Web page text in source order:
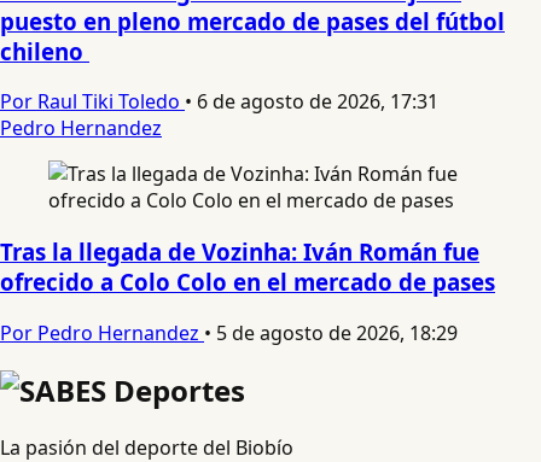
puesto en pleno mercado de pases del fútbol
chileno
Por Raul Tiki Toledo • 6 de agosto de 2026, 17:31
Pedro Hernandez
Tras la llegada de Vozinha: Iván Román fue
ofrecido a Colo Colo en el mercado de pases
Por Pedro Hernandez • 5 de agosto de 2026, 18:29
La pasión del deporte del Biobío